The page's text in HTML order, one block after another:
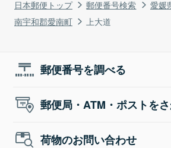
日本郵便トップ 郵便番号検索
愛媛
南宇和郡愛南町
上大道
郵便番号を調べる
郵便局・ATM・ポストを
荷物のお問い合わせ